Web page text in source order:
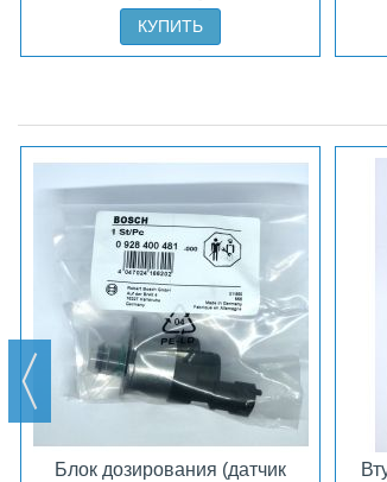
КУПИТЬ
Блок дозирования (датчик